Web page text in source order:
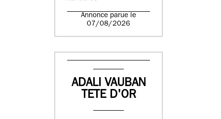
Annonce parue le
07/08/2026
ADALI VAUBAN
TETE D'OR